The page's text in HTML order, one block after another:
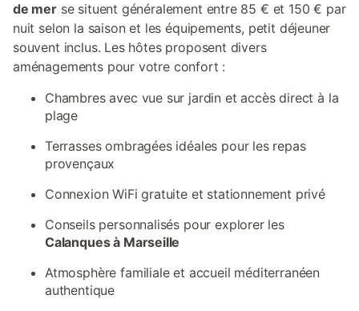
de merse situent généralement entre 85 € et 150 € par
nuit selon la saison et les équipements, petit déjeuner
souvent inclus. Les hôtes proposent divers
aménagements pour votre confort :
Chambres avec vue sur jardin et accès direct à la
plage
Terrasses ombragées idéales pour les repas
provençaux
Connexion WiFi gratuite et stationnement privé
Conseils personnalisés pour explorer les
Calanques à Marseille
Atmosphère familiale et accueil méditerranéen
authentique